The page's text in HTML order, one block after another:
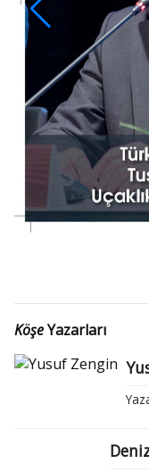
KöşeYazarları